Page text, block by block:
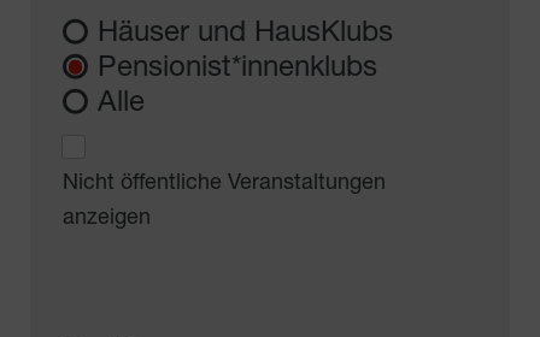
Häuser und HausKlubs
Pensionist*innenklubs
Alle
Nicht öffentliche Veranstaltungen
anzeigen